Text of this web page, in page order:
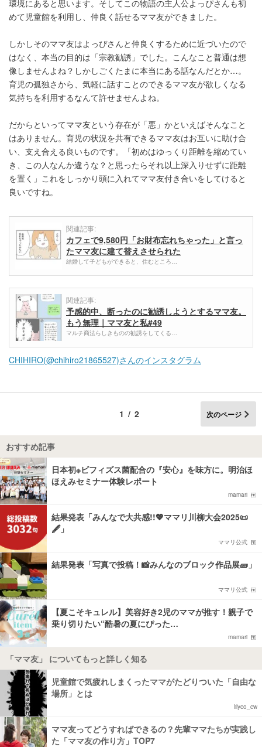
環境にあると思います。そしてこの物語の主人公よっぴさんも初
めて児童館を利用し、仲良く話せるママ友ができました。
しかしそのママ友はよっぴさんと仲良くするために近づいたので
はなく、本当の目的は「宗教勧誘」でした。こんなこと普通は想
像しませんよね？しかしごくたまに本当にある話なんだとか…。
育児の孤独さから、気軽に話すことのできるママ友が欲しくなる
気持ちを利用するなんて許せませんよね。
だからといってママ友という存在が「悪」かといえばそんなこと
はありません。育児の状況を共有できるママ友はお互いに助け合
い、支え合える良いものです。「初めはゆっくり距離を縮めてい
き、この人なんか違うな？と思ったらそれ以上深入りせずに距離
を置く」これをしっかり頭に入れてママ友付き合いをしてけると
良いですね。
関連記事:
カフェで9,580円「お財布忘れちゃった」と言っ
たママ友に建て替えさせられた
結婚して子どもができると、住むところ…
関連記事:
予感的中、断ったのに勧誘しようとするママ友。
もう無理｜ママ友と私#49
マルチ商法らしきものの勧誘をしてくる…
CHIHIRO(@chihiro21865527)さんのインスタグラム
1/2 次のページ
おすすめ記事
日本初※ビフィズス菌配合の『安心』を味方に。明治ほ
ほえみセミナー体験レポート
mamari
結果発表「みんなで大共感!!💖ママリ川柳大会2025📜
🖋️」
ママリ公式
結果発表「写真で投稿！📸みんなのブロック作品展🧱」
ママリ公式
【夏こそキュレル】美容好き2児のママが推す！親子で
乗り切りたい“酷暑の夏にぴった…
mamari
「ママ友」 についてもっと詳しく知る
児童館で気疲れしまくったママがたどりついた「自由な
場所」とは
lilyco_cw
ママ友ってどうすればできるの？先輩ママたちが実践し
た「ママ友の作り方」TOP7